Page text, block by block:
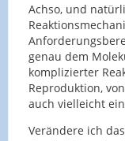
Achso, und
genau dem
komplizierter
Reproduktion,
auch vielleicht
Verändere ich